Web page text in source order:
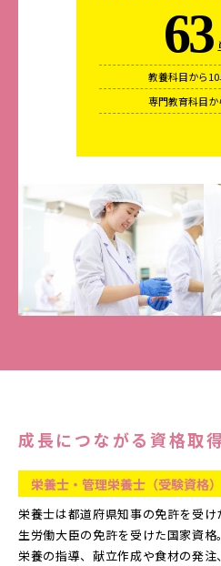
63
教養科目から
専門教育科目
成長につながる資格取
栄養士・管理栄養士（受験資格
栄養士は都道府県知事の免許を受
生労働大臣の免許を受けた国家資
栄養の指導、献立作成や食材の発